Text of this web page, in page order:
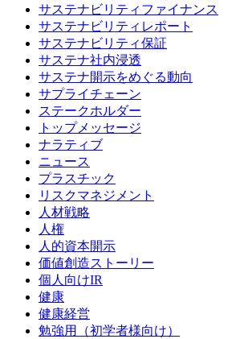
サステナビリティファイナンス
サステナビリティレポート
サステナビリティ保証
サステナ社内浸透
サステナ開示をめぐる動向
サプライチェーン
ステークホルダー
トップメッセージ
ナラティブ
ニュース
プラスチック
リスクマネジメント
人材戦略
人権
人的資本開示
価値創造ストーリー
個人向けIR
健康
健康経営
勉強用（初学者様向け）